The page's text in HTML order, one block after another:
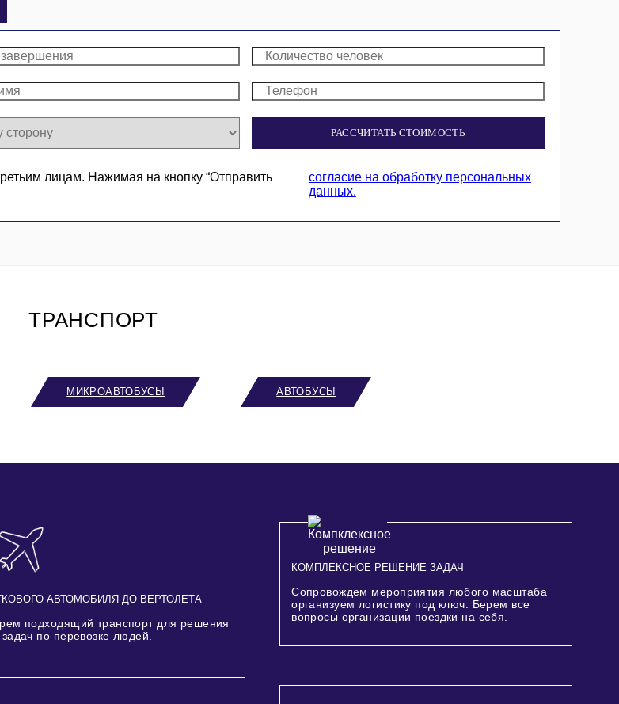
РАССЧИТАТЬ СТОИМОСТЬ
лицам. Нажимая на кнопку “Отправить
согласие на обработку персональных
данных.
ТРАНСПОРТ
МИКРОАВТОБУСЫ АВТОБУСЫ
АВТОМОБИЛЯ ДО ВЕРТОЛЕТА
подходящий транспорт для решения
по перевозке людей.
КОМПЛЕКСНОЕ РЕШЕНИЕ ЗАДАЧ
Сопровождем мероприятия любого масштаба
организуем логистику под ключ. Берем все
вопросы организации поездки на себя.